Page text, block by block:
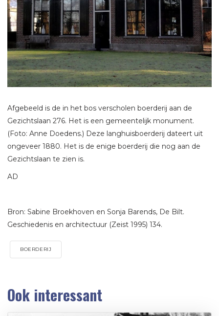
Afgebeeld is de in het bos verscholen boerderij aan de
Gezichtslaan 276. Het is een gemeentelijk monument.
(Foto: Anne Doedens.) Deze langhuisboerderij dateert uit
ongeveer 1880. Het is de enige boerderij die nog aan de
Gezichtslaan te zien is.
AD
Bron: Sabine Broekhoven en Sonja Barends, De Bilt.
Geschiedenis en architectuur (Zeist 1995) 134.
BOERDERIJ
Ook interessant